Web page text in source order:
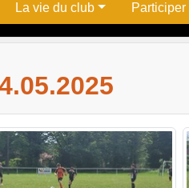
La vie du club Participer